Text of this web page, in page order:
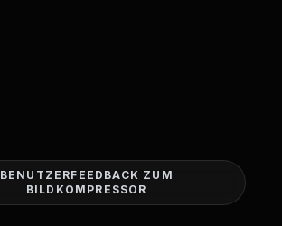
BENUTZERFEEDBACK ZUM
BILDKOMPRESSOR